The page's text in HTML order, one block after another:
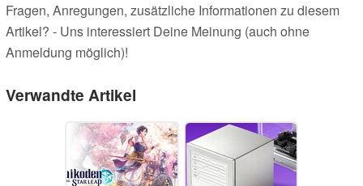
Fragen, Anregungen, zusätzliche Informationen zu diesem
Artikel? - Uns interessiert Deine Meinung (auch ohne
Anmeldung möglich)!
Verwandte Artikel